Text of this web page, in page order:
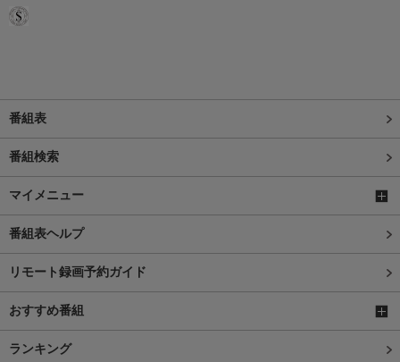
番組表
番組検索
マイメニュー
番組表ヘルプ
リモート録画予約ガイド
おすすめ番組
ランキング